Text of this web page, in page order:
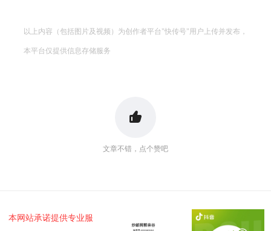
以上内容（包括图片及视频）为创作者平台"快传号"用户上传并发布，
本平台仅提供信息存储服务
文章不错，点个赞吧
本网站承诺提供专业服